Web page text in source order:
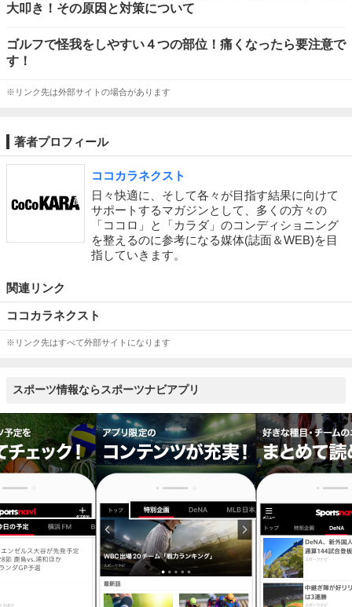
大叩き！その原因と対策について
ゴルフで怪我をしやすい４つの部位！痛くなったら要注意で
す！
※リンク先は外部サイトの場合があります
著者プロフィール
ココカラネクスト
日々快適に、そして各々が目指す結果に向けて
サポートするマガジンとして、多くの方々の
「ココロ」と「カラダ」のコンディショニング
を整えるのに参考になる媒体(誌面＆WEB)を目
指していきます。
関連リンク
ココカラネクスト
※リンク先はすべて外部サイトになります
スポーツ情報ならスポーツナビアプリ